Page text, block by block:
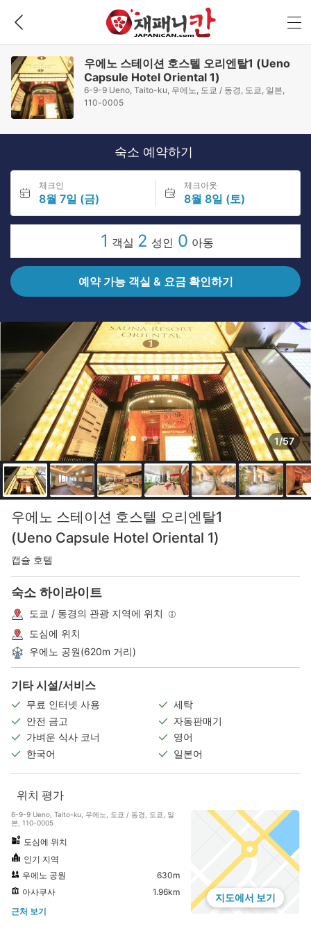
우에노 스테이션 호스텔 오리엔탈1 (Ueno
Capsule Hotel Oriental 1)
6-9-9 Ueno, Taito-ku, 우에노, 도쿄 / 동경, 도쿄, 일본,
110-0005
숙소 예약하기
체크인
8월 7일 (금)
체크아웃
8월 8일 (토)
1 객실 2 성인 0 아동
예약 가능 객실 & 요금 확인하기
1/57
우에노 스테이션 호스텔 오리엔탈1
(Ueno Capsule Hotel Oriental 1)
캡슐 호텔
숙소 하이라이트
도쿄 / 동경의 관광 지역에 위치
도심에 위치
우에노 공원(620m 거리)
기타 시설/서비스
무료 인터넷 사용
세탁
안전 금고
자동판매기
가벼운 식사 코너
영어
한국어
일본어
위치 평가
6-9-9 Ueno, Taito-ku, 우에노, 도쿄 / 동경, 도쿄, 일
본, 110-0005
도심에 위치
인기 지역
우에노 공원
630m
아사쿠사
1.96km
근처 보기
지도에서 보기